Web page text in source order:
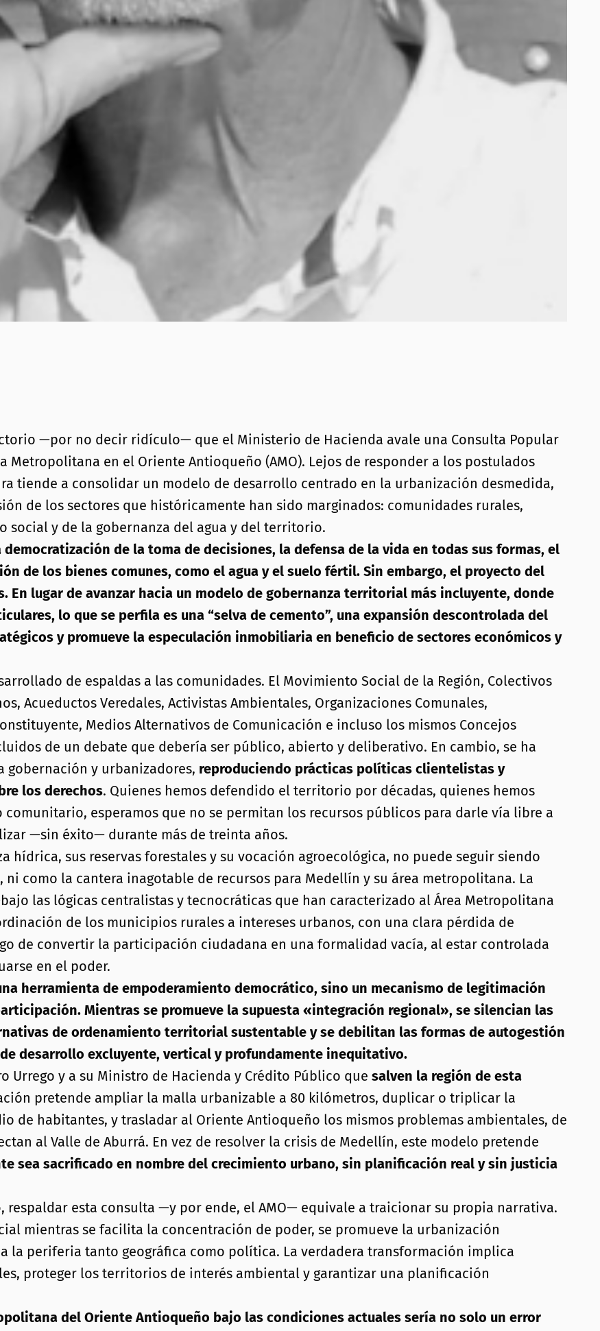
—por no decir ridículo— que el Ministerio de Hacienda avale una Consulta Popular
Metropolitana en el Oriente Antioqueño (AMO). Lejos de responder a los postulados
tiende a consolidar un modelo de desarrollo centrado en la urbanización desmedida,
de los sectores que históricamente han sido marginados: comunidades rurales,
social y de la gobernanza del agua y del territorio.
de la toma de decisiones, la defensa de la vida en todas sus formas, el
de los bienes comunes, como el agua y el suelo fértil. Sin embargo, el proyecto del
lugar de avanzar hacia un modelo de gobernanza territorial más incluyente, donde
lo que se perfila es una “selva de cemento”, una expansión descontrolada del
y promueve la especulación inmobiliaria en beneficio de sectores económicos y
de espaldas a las comunidades. El Movimiento Social de la Región, Colectivos
Acueductos Veredales, Activistas Ambientales, Organizaciones Comunales,
Medios Alternativos de Comunicación e incluso los mismos Concejos
de un debate que debería ser público, abierto y deliberativo. En cambio, se ha
gobernación y urbanizadores, reproduciendo prácticas políticas clientelistas y
los derechos. Quienes hemos defendido el territorio por décadas, quienes hemos
esperamos que no se permitan los recursos públicos para darle vía libre a
—sin éxito— durante más de treinta años.
hídrica, sus reservas forestales y su vocación agroecológica, no puede seguir siendo
como la cantera inagotable de recursos para Medellín y su área metropolitana. La
las lógicas centralistas y tecnocráticas que han caracterizado al Área Metropolitana
de los municipios rurales a intereses urbanos, con una clara pérdida de
de convertir la participación ciudadana en una formalidad vacía, al estar controlada
en el poder.
herramienta de empoderamiento democrático, sino un mecanismo de legitimación
Mientras se promueve la supuesta «integración regional», se silencian las
de ordenamiento territorial sustentable y se debilitan las formas de autogestión
desarrollo excluyente, vertical y profundamente inequitativo.
Urrego y a su Ministro de Hacienda y Crédito Público que salven la región de esta
pretende ampliar la malla urbanizable a 80 kilómetros, duplicar o triplicar la
de habitantes, y trasladar al Oriente Antioqueño los mismos problemas ambientales, de
al Valle de Aburrá. En vez de resolver la crisis de Medellín, este modelo pretende
sea sacrificado en nombre del crecimiento urbano, sin planificación real y sin justicia
respaldar esta consulta —y por ende, el AMO— equivale a traicionar su propia narrativa.
mientras se facilita la concentración de poder, se promueve la urbanización
la periferia tanto geográfica como política. La verdadera transformación implica
proteger los territorios de interés ambiental y garantizar una planificación
del Oriente Antioqueño bajo las condiciones actuales sería no solo un error